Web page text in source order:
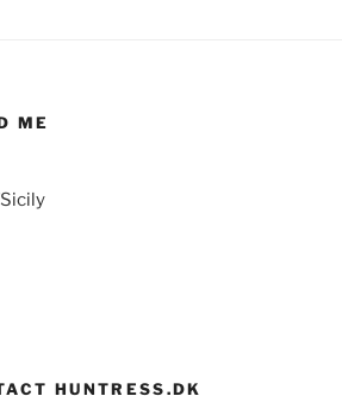
ME
HUNTRESS.DK